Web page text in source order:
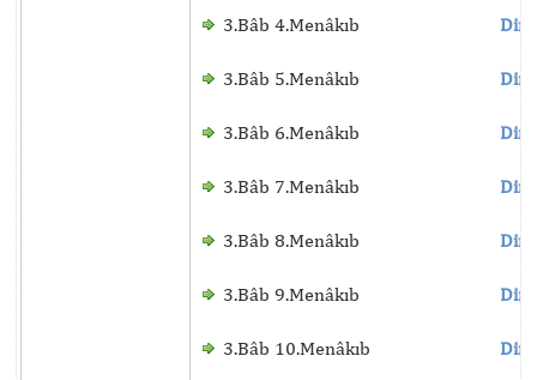
3.Bâb 4.Menâkıb
3.Bâb 5.Menâkıb
3.Bâb 6.Menâkıb
3.Bâb 7.Menâkıb
3.Bâb 8.Menâkıb
3.Bâb 9.Menâkıb
3.Bâb 10.Menâkıb